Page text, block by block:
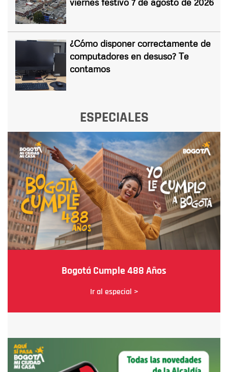
¿Cómo disponer correctamente de
computadores en desuso? Te
contamos
ESPECIALES
Bogotá Cumple 488 Años
Ir al especial >